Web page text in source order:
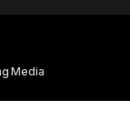
Media